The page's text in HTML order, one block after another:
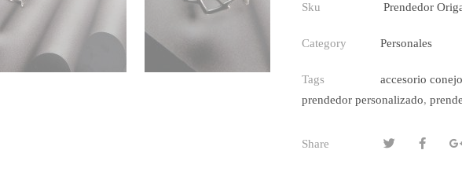
Sku Prendedor
Category Personales
Tags
accesorio conejo
prendedor personalizado,
Share